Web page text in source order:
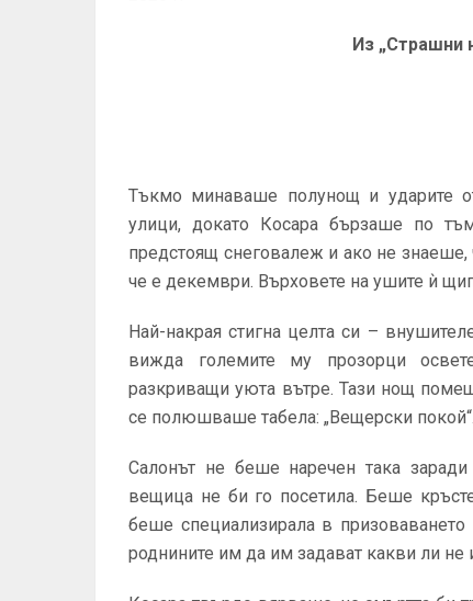
Из „Страшни
Тъкмо минаваше полунощ и ударите
улици, докато Косара бързаше по
предстоящ снеговалеж и ако не знаеше,
че е декември. Върховете на ушите ѝ
Най-накрая стигна целта си –
вижда големите му прозорци
разкриващи уюта вътре. Тази нощ
се полюшваше табела: „Вещерски покой“.
Салонът не беше наречен така
вещица не би го посетила. Беше
беше специализирала в
роднините им да им задават какви ли не